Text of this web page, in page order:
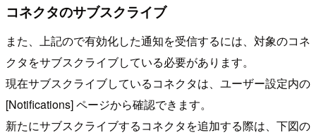
コネクタのサブスクライブ
また、上記ので有効化した通知を受信するには、対象のコネ
クタをサブスクライブしている必要があります。
現在サブスクライブしているコネクタは、ユーザー設定内の
[Notifications] ページから確認できます。
新たにサブスクライブするコネクタを追加する際は、下図の